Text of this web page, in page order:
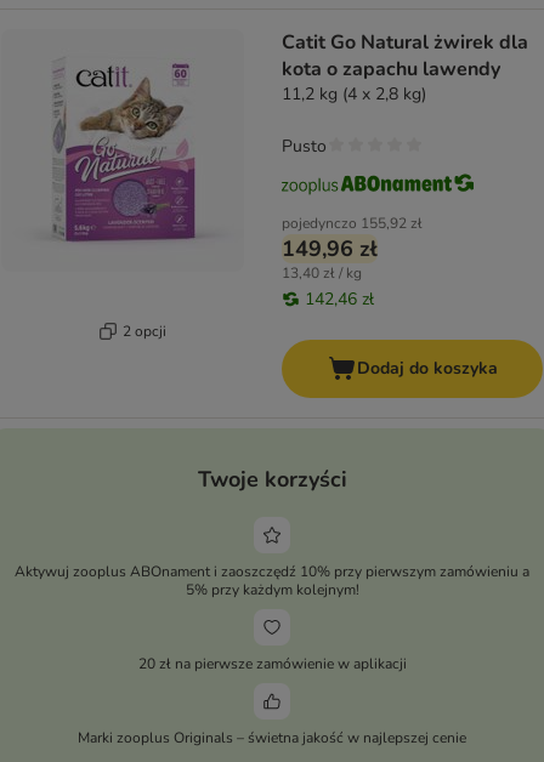
2 opcji
Catit Go Natural żwirek dla
kota o zapachu lawendy
11,2 kg (4 x 2,8 kg)
pojedynczo 155,92 zł
149,96 zł
13,40 zł / kg
142,46 zł
Pusto
Dodaj do koszyka
Twoje korzyści
Aktywuj zooplus ABOnament i zaoszczędź 10% przy pierwszym zamówieniu a
5% przy każdym kolejnym!
20 zł na pierwsze zamówienie w aplikacji
Marki zooplus Originals – świetna jakość w najlepszej cenie